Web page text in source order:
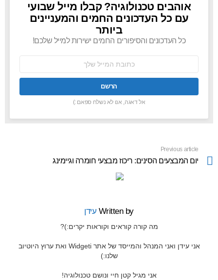
NEWSLETTER
אוהבים טכנולוגיה? קבלו מייל שבועי
עם כל העדכונים החמים והמעניינים
ביותר
כל העדכונים והסיפורים החמים ישירות למייל שלכם!
אל דאגה, אנו לא נשלח ספאם :)
more
Previous article
יום המבצעים הסינים: ריכוז מבצעי חומרה וגיימינג
Written by עידן
מה קורה קוראים וקוראות יקרים:)?
אני עידן ואני המנהל והמייסד של אתר Widgeti ואת ערוץ היוטיוב
שלנו:)
אני מגיל קטן חיי ונושם טכנולוגיה!